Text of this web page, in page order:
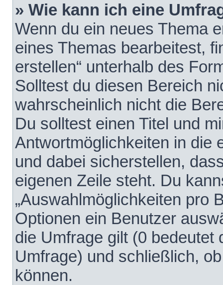
» Wie kann ich eine
Wenn du ein neues Thema
eines Themas bearbeitest,
erstellen“ unterhalb des
Solltest du diesen Bereich
wahrscheinlich nicht die
Du solltest einen Titel und
Antwortmöglichkeiten in die
und dabei sicherstellen,
eigenen Zeile steht. Du
„Auswahlmöglichkeiten pro
Optionen ein Benutzer
die Umfrage gilt (0 bedeutet
Umfrage) und schließlich,
können.